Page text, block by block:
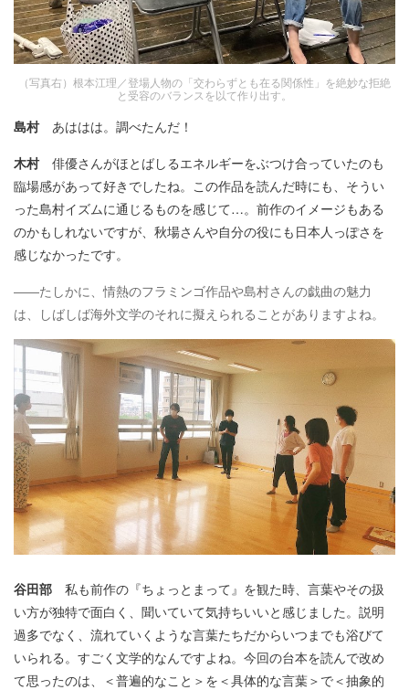
（写真右）根本江理／登場人物の「交わらずとも在る関係性」を絶妙な拒絶
と受容のバランスを以て作り出す。
島村あははは。調べたんだ！
木村俳優さんがほとばしるエネルギーをぶつけ合っていたのも
臨場感があって好きでしたね。この作品を読んだ時にも、そうい
った島村イズムに通じるものを感じて…。前作のイメージもある
のかもしれないですが、秋場さんや自分の役にも日本人っぽさを
感じなかったです。
――たしかに、情熱のフラミンゴ作品や島村さんの戯曲の魅力
は、しばしば海外文学のそれに擬えられることがありますよね。
谷田部 私も前作の『ちょっとまって』を観た時、言葉やその扱
い方が独特で面白く、聞いていて気持ちいいと感じました。説明
過多でなく、流れていくような言葉たちだからいつまでも浴びて
いられる。すごく文学的なんですよね。今回の台本を読んで改め
て思ったのは、＜普遍的なこと＞を＜具体的な言葉＞で＜抽象的